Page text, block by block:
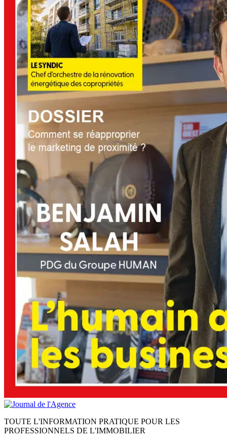
TOUTE L'INFORMATION PRATIQUE POUR LES
PROFESSIONNELS DE L'IMMOBILIER